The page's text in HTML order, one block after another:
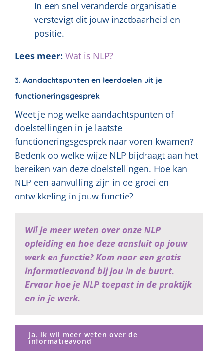
In een snel veranderde organisatie
verstevigt dit jouw inzetbaarheid en
positie.
Lees meer: Wat is NLP?
3. Aandachtspunten en leerdoelen uit je
functioneringsgesprek
Weet je nog welke aandachtspunten of
doelstellingen in je laatste
functioneringsgesprek naar voren kwamen?
Bedenk op welke wijze NLP bijdraagt aan het
bereiken van deze doelstellingen. Hoe kan
NLP een aanvulling zijn in de groei en
ontwikkeling in jouw functie?
Wil je meer weten over onze NLP
opleiding en hoe deze aansluit op jouw
werk en functie? Kom naar een gratis
informatieavond bij jou in de buurt.
Ervaar hoe je NLP toepast in de praktijk
en in je werk.
Ja, ik wil meer weten over de
informatieavond